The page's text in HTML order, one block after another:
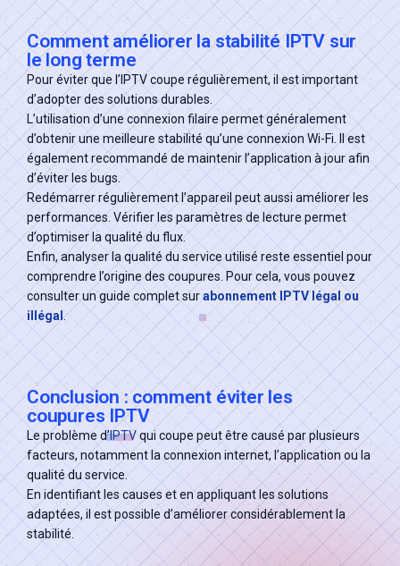
Comment améliorer la stabilité IPTV sur
le long terme
Pour éviter que l’IPTV coupe régulièrement, il est important
d’adopter des solutions durables.
L’utilisation d’une connexion filaire permet généralement
d’obtenir une meilleure stabilité qu’une connexion Wi-Fi. Il est
également recommandé de maintenir l’application à jour afin
d’éviter les bugs.
Redémarrer régulièrement l’appareil peut aussi améliorer les
performances. Vérifier les paramètres de lecture permet
d’optimiser la qualité du flux.
Enfin, analyser la qualité du service utilisé reste essentiel pour
comprendre l’origine des coupures. Pour cela, vous pouvez
consulter un guide complet surabonnement IPTV légal ou
illégal
Conclusion : comment éviter les
coupures IPTV
Le problème d’IPTVqui coupe peut être causé par plusieurs
facteurs, notamment la connexion internet, l’application ou la
qualité du service.
En identifiant les causes et en appliquant les solutions
adaptées, il est possible d’améliorer considérablement la
stabilité.